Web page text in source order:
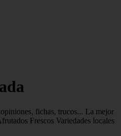
fichas, trucos... La mejor
Frescos Variedades locales